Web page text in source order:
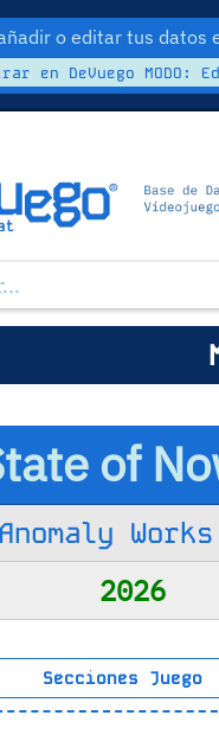
o editar tus datos
en DeVuego MODO:
of
Anomaly Works
2026
Secciones Juego